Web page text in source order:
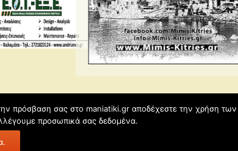
πρόσβαση σας στο maniatiki.gr αποδέχεστε την χρήση
προσωπικά σας δεδομένα.